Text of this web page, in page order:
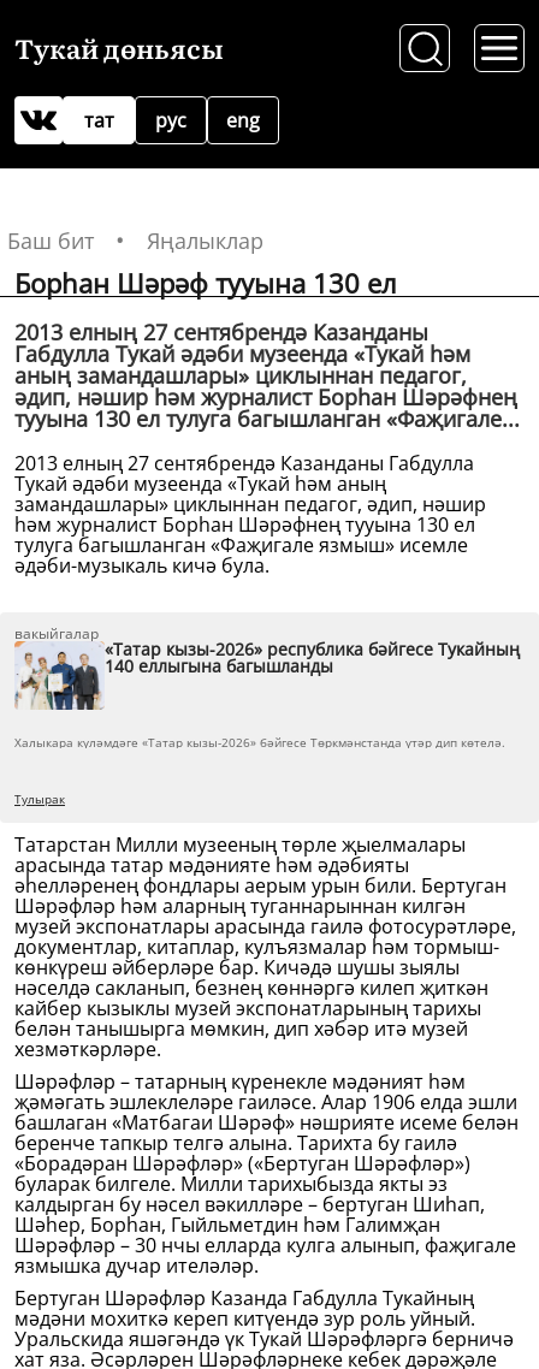
Тукай дөньясы
рус
тат eng
Баш бит Яңалыклар
Борһан Шәрәф тууына 130 ел
2013 елның 27 сентябрендә Казанданы
Габдулла Тукай әдәби музеенда «Тукай һәм
аның замандашлары» циклыннан педагог,
әдип, нәшир һәм журналист Борһан Шәрәфнең
тууына 130 ел тулуга багышланган «Фаҗигале...
2013 елның 27 сентябрендә Казанданы Габдулла
Тукай әдәби музеенда «Тукай һәм аның
замандашлары» циклыннан педагог, әдип, нәшир
һәм журналист Борһан Шәрәфнең тууына 130 ел
тулуга багышланган «Фаҗигале язмыш» исемле
әдәби-музыкаль кичә була.
вакыйгалар
«Татар кызы-2026» республика бәйгесе Тукайның
140 еллыгына багышланды
Халыкара күләмдәге «Татар кызы-2026» бәйгесе Төркмәнстанда үтәр дип көтелә.
Тулырак
Татарстан Милли музееның төрле җыелмалары
арасында татар мәдәнияте һәм әдәбияты
әһелләренең фондлары аерым урын били. Бертуган
Шәрәфләр һәм аларның туганнарыннан килгән
музей экспонатлары арасында гаилә фотосурәтләре,
документлар, китаплар, кулъязмалар һәм тормыш-
көнкүреш әйберләре бар. Кичәдә шушы зыялы
нәселдә сакланып, безнең көннәргә килеп җиткән
кайбер кызыклы музей экспонатларының тарихы
белән танышырга мөмкин, дип хәбәр итә музей
хезмәткәрләре.
Шәрәфләр – татарның күренекле мәдәният һәм
җәмәгать эшлеклеләре гаиләсе. Алар 1906 елда эшли
башлаган «Матбагаи Шәрәф» нәшрияте исеме белән
беренче тапкыр телгә алына. Тарихта бу гаилә
«Борадәран Шәрәфләр» («Бертуган Шәрәфләр»)
буларак билгеле. Милли тарихыбызда якты эз
калдырган бу нәсел вәкилләре – бертуган Шиһап,
Шәһер, Борһан, Гыйльметдин һәм Галимҗан
Шәрәфләр – 30 нчы елларда кулга алынып, фаҗигале
язмышка дучар ителәләр.
Бертуган Шәрәфләр Казанда Габдулла Тукайның
мәдәни мохиткә кереп китүендә зур роль уйный.
Уральскида яшәгәндә үк Тукай Шәрәфләргә берничә
хат яза. Әсәрләрен Шәрәфләрнеке кебек дәрәҗәле